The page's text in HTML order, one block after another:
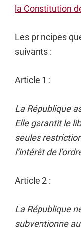
la Constitution
Les principes
suivants :
Article 1 :
La République
Elle garantit le
seules
l’intérêt de
Article 2 :
La République
subventionne